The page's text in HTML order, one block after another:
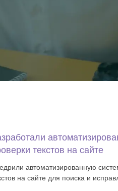
текстов на сайте
автоматизированную
на сайте для поиска и